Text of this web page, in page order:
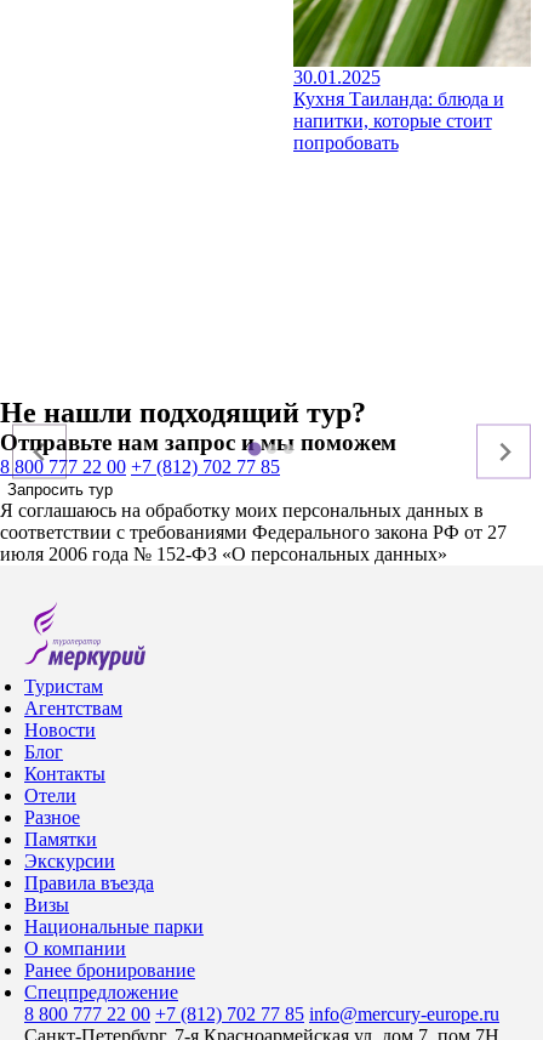
30.01.2025
Кухня Таиланда: блюда и
напитки, которые стоит
попробовать
Не нашли подходящий тур?
Отправьте нам запрос и мы поможем
8 800 777 22 00 +7 (812) 702 77 85
Запросить тур
Я соглашаюсь на обработку моих персональных данных в
соответствии с требованиями Федерального закона РФ от 27
июля 2006 года № 152-ФЗ «О персональных данных»
Туристам
Агентствам
Новости
Блог
Контакты
Отели
Разное
Памятки
Экскурсии
Правила въезда
Визы
Национальные парки
О компании
Ранее бронирование
Спецпредложение
8 800 777 22 00 +7 (812) 702 77 85 info@mercury-europe.ru
Санкт-Петербург, 7-я Красноармейская ул, дом 7, пом 7Н,